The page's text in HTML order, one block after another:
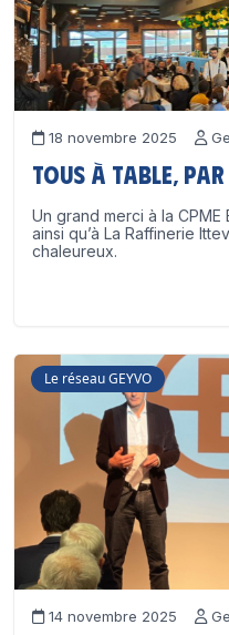
18 novembre 2025
Tous à table, par
Un grand merci à la CPME
ainsi qu’à La Raffinerie
chaleureux.
Le réseau GEYVO
14 novembre 2025